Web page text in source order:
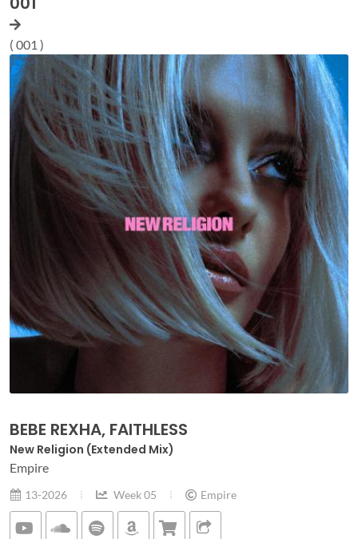
( 001 )
BEBE REXHA, FAITHLESS
New Religion (Extended Mix)
Empire
13-2026 Week 05 Empire